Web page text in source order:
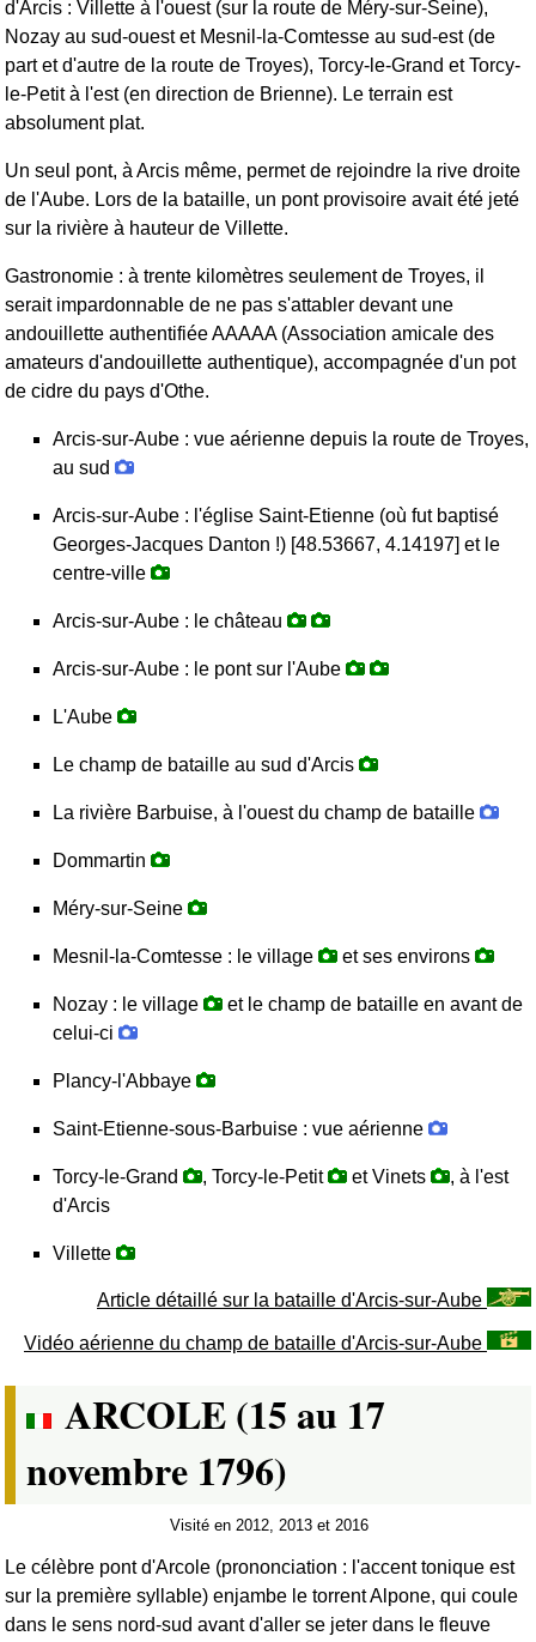
d'Arcis : Villette à l'ouest (sur la route de Méry-sur-Seine),
Nozay au sud-ouest et Mesnil-la-Comtesse au sud-est (de
part et d'autre de la route de Troyes), Torcy-le-Grand et Torcy-
le-Petit à l'est (en direction de Brienne). Le terrain est
absolument plat.
Un seul pont, à Arcis même, permet de rejoindre la rive droite
de l'Aube. Lors de la bataille, un pont provisoire avait été jeté
sur la rivière à hauteur de Villette.
Gastronomie : à trente kilomètres seulement de Troyes, il
serait impardonnable de ne pas s'attabler devant une
andouillette authentifiée AAAAA (Association amicale des
amateurs d'andouillette authentique), accompagnée d'un pot
de cidre du pays d'Othe.
Arcis-sur-Aube : vue aérienne depuis la route de Troyes,
au sud
Arcis-sur-Aube : l'église Saint-Etienne (où fut baptisé
Georges-Jacques Danton !) [48.53667, 4.14197] et le
centre-ville
Arcis-sur-Aube : le château
Arcis-sur-Aube : le pont sur l'Aube
L'Aube
Le champ de bataille au sud d'Arcis
La rivière Barbuise, à l'ouest du champ de bataille
Dommartin
Méry-sur-Seine
Mesnil-la-Comtesse : le village et ses environs
Nozay : le village
et le champ de bataille en avant de
celui-ci
Plancy-l'Abbaye
Saint-Etienne-sous-Barbuise : vue aérienne
Torcy-le-Grand , Torcy-le-Petit et Vinets
, à l'est
d'Arcis
Villette
Article détaillé sur la bataille d'Arcis-sur-Aube
Vidéo aérienne du champ de bataille d'Arcis-sur-Aube
ARCOLE (15 au 17
novembre 1796)
Visité en 2012, 2013 et 2016
Le célèbre pont d'Arcole (prononciation : l'accent tonique est
sur la première syllable) enjambe le torrent Alpone, qui coule
dans le sens nord-sud avant d'aller se jeter dans le fleuve